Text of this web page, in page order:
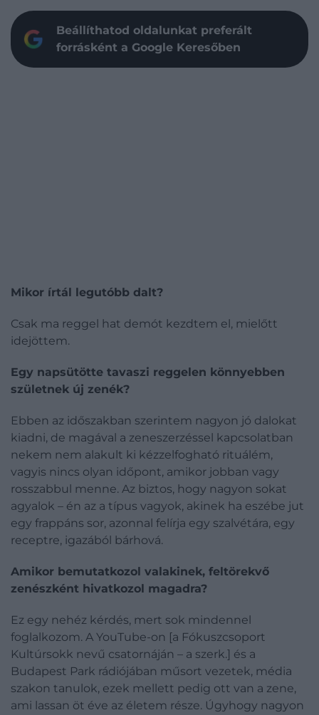
Beállíthatod oldalunkat preferált
forrásként a Google Keresőben
Mikor írtál legutóbb dalt?
Csak ma reggel hat demót kezdtem el, mielőtt
idejöttem.
Egy napsütötte tavaszi reggelen könnyebben
születnek új zenék?
Ebben az időszakban szerintem nagyon jó dalokat
kiadni, de magával a zeneszerzéssel kapcsolatban
nekem nem alakult ki kézzelfogható rituálém,
vagyis nincs olyan időpont, amikor jobban vagy
rosszabbul menne. Az biztos, hogy nagyon sokat
agyalok – én az a típus vagyok, akinek ha eszébe jut
egy frappáns sor, azonnal felírja egy szalvétára, egy
receptre, igazából bárhová.
Amikor bemutatkozol valakinek, feltörekvő
zenészként hivatkozol magadra?
Ez egy nehéz kérdés, mert sok mindennel
foglalkozom. A YouTube-on [a Fókuszcsoport
Kultúrsokk nevű csatornáján – a szerk.] és a
Budapest Park rádiójában műsort vezetek, média
szakon tanulok, ezek mellett pedig ott van a zene,
ami lassan öt éve az életem része. Úgyhogy nagyon